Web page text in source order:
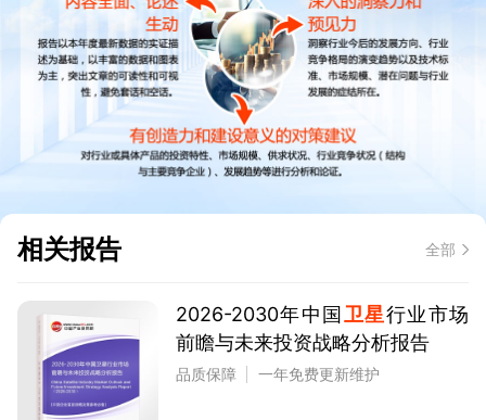
相关报告 全部
2026-2030年中国 卫星行业市场
前瞻与未来投资战略分析报告
品质保障 一年免费更新维护